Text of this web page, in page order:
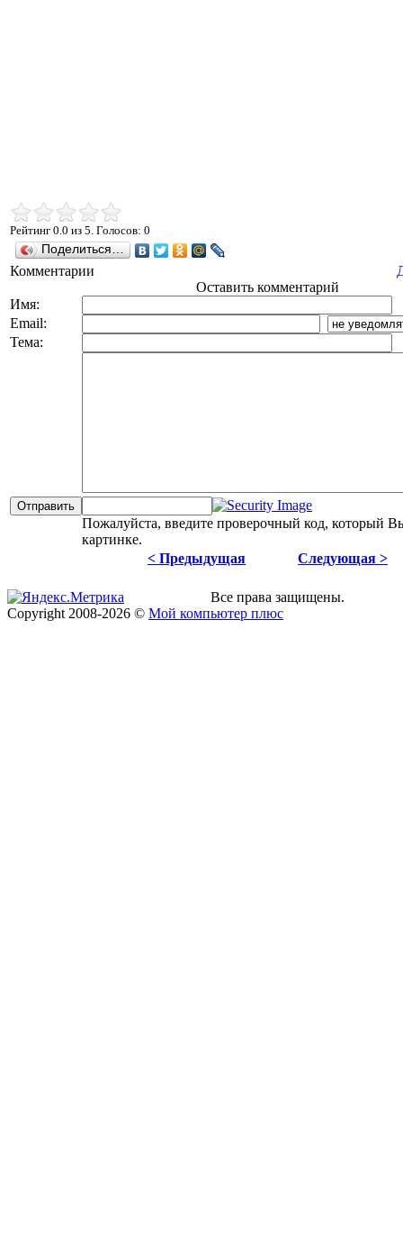
Рейтинг 0.0 из 5 . Голосов: 0
Поделиться…
Комментарии
Оставить комментарий
Имя:
Email:
Тема:
Пожалуйста, введите проверочный код, который
картинке.
< Предыдущая
Следующая >
Все права защищены.
Copyright 2008-2026 © Мой компьютер плюс